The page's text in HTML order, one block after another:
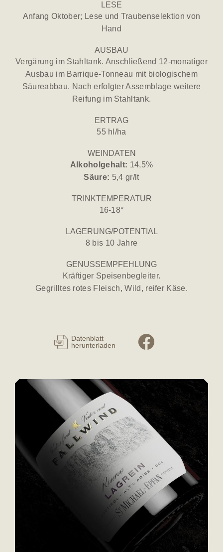
LESE
Anfang Oktober; Lese und Traubenselektion von
Hand
AUSBAU
Vergärung im Stahltank. Anschließend 12-monatiger
Ausbau im Barrique-Tonneau mit biologischem
Säureabbau. Nach erfolgter Assemblage weitere
Reifung im Stahltank.
ERTRAG
55 hl/ha
WEINDATEN
Alkoholgehalt: 14,5%
Säure: 5,4 gr/lt
TRINKTEMPERATUR
16-18°
LAGERUNG/POTENTIAL
8 bis 10 Jahre
GENUSSEMPFEHLUNG
Kräftiger Speisenbegleiter.
Gegrilltes rotes Fleisch, Wild, reifer Käse.
Datenblatt
herunterladen